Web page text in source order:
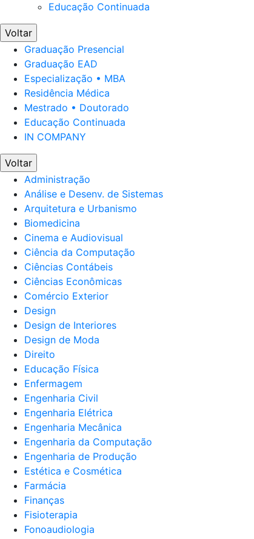
Educação Continuada
Voltar
Graduação Presencial
Graduação EAD
Especialização • MBA
Residência Médica
Mestrado • Doutorado
Educação Continuada
IN COMPANY
Voltar
Administração
Análise e Desenv. de Sistemas
Arquitetura e Urbanismo
Biomedicina
Cinema e Audiovisual
Ciência da Computação
Ciências Contábeis
Ciências Econômicas
Comércio Exterior
Design
Design de Interiores
Design de Moda
Direito
Educação Física
Enfermagem
Engenharia Civil
Engenharia Elétrica
Engenharia Mecânica
Engenharia da Computação
Engenharia de Produção
Estética e Cosmética
Farmácia
Finanças
Fisioterapia
Fonoaudiologia